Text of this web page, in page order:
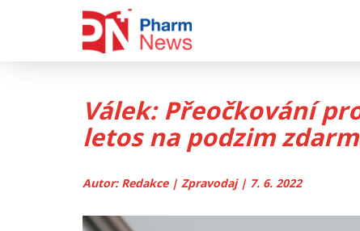
Válek: Přeočkování
letos na podzim
Autor: Redakce | Zpravodaj | 7. 6. 2022